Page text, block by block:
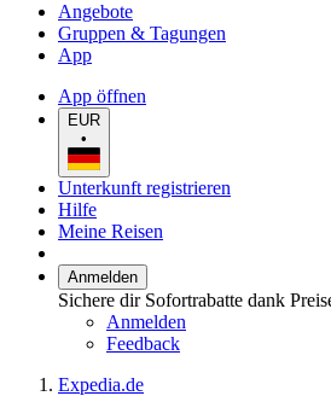
Angebote
Gruppen & Tagungen
App
App öffnen
EUR
•
Unterkunft registrieren
Hilfe
Meine Reisen
Anmelden
Sichere dir Sofortrabatte dank
Anmelden
Feedback
Expedia.de